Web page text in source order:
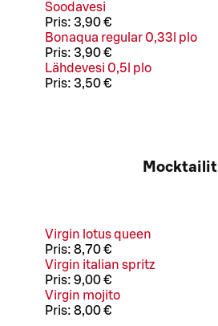
Soodavesi
Pris: 3,90 €
Bonaqua regular 0,33l plo
Pris: 3,90 €
Lähdevesi 0,5l plo
Pris: 3,50 €
Mocktailit
Virgin lotus queen
Pris: 8,70 €
Virgin italian spritz
Pris: 9,00 €
Virgin mojito
Pris: 8,00 €